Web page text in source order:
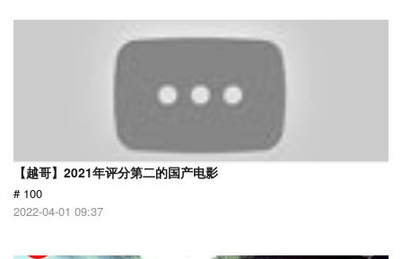
【越哥】2021年评分第二的国产电影
# 100
2022-04-01 09:37